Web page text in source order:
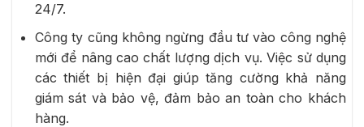
24/7.
Công ty cũng không ngừng đầu tư vào công nghệ
mới để nâng cao chất lượng dịch vụ. Việc sử dụng
các thiết bị hiện đại giúp tăng cường khả năng
giám sát và bảo vệ, đảm bảo an toàn cho khách
hàng.